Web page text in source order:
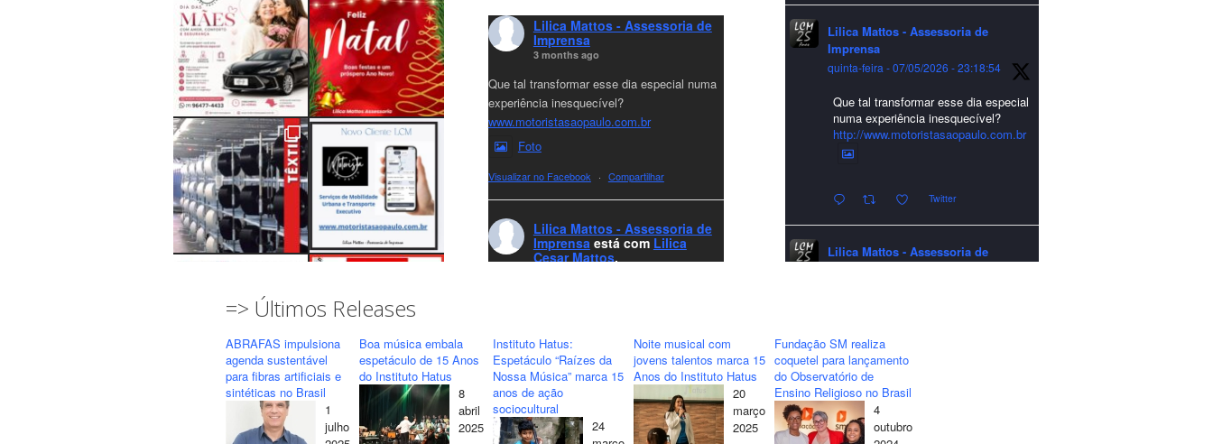
Carregar mais... Seguir
Lilica Mattos - Assessoria de
Imprensa
3 months ago
Que tal transformar esse dia especial numa
experiência inesquecível?
www.motoristasaopaulo.com.br
Foto
Visualizar no Facebook · Compartilhar
Lilica Mattos - Assessoria de
Imprensa está com Lilica
Cesar Mattos.
realizações para todos clientes, jornalistas e
amigos que sempre nos acompanham!🎄✨
🥂❤️
#lcmassessoria
#natal
#merrychristmas #felizanonovo
Lilica Mattos - Assessoria de
Imprensa
quinta-feira - 07/05/2026 - 23:18:54
Que tal transformar esse dia especial
numa experiência inesquecível?
http://www.motoristasaopaulo.com.br
Twitter
Lilica Mattos - Assessoria de
excelente Natal e um 2026 repleto de
conquistas e realizações para todos
clientes, jornalistas e amigos que
sempre nos acompanham!🎄✨🥂❤️
#lcmassessoria
#merrychristmas
=> Últimos Releases
ABRAFAS impulsiona
agenda sustentável
para fibras artificiais e
sintéticas no Brasil
1
julho
Boa música embala
espetáculo de 15 Anos
do Instituto Hatus
8
abril
2025
Instituto Hatus:
Espetáculo “Raízes da
Nossa Música” marca 15
anos de ação
sociocultural
24
Noite musical com
jovens talentos marca 15
Anos do Instituto Hatus
20
março
2025
Fundação SM realiza
coquetel para lançamento
do Observatório de
Ensino Religioso no Brasil
4
outubro